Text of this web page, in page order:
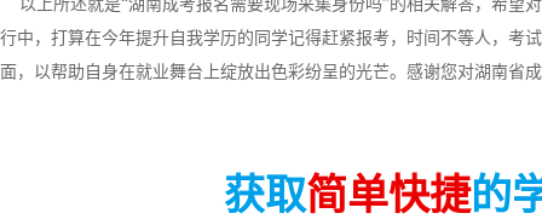
以上所述就是“湖南成考报名需要现场采集身份吗”的相关解答，希望
行中，打算在今年提升自我学历的同学记得赶紧报考，时间不等人，考
面，以帮助自身在就业舞台上绽放出色彩纷呈的光芒。感谢您对湖南省
获取简单快捷的